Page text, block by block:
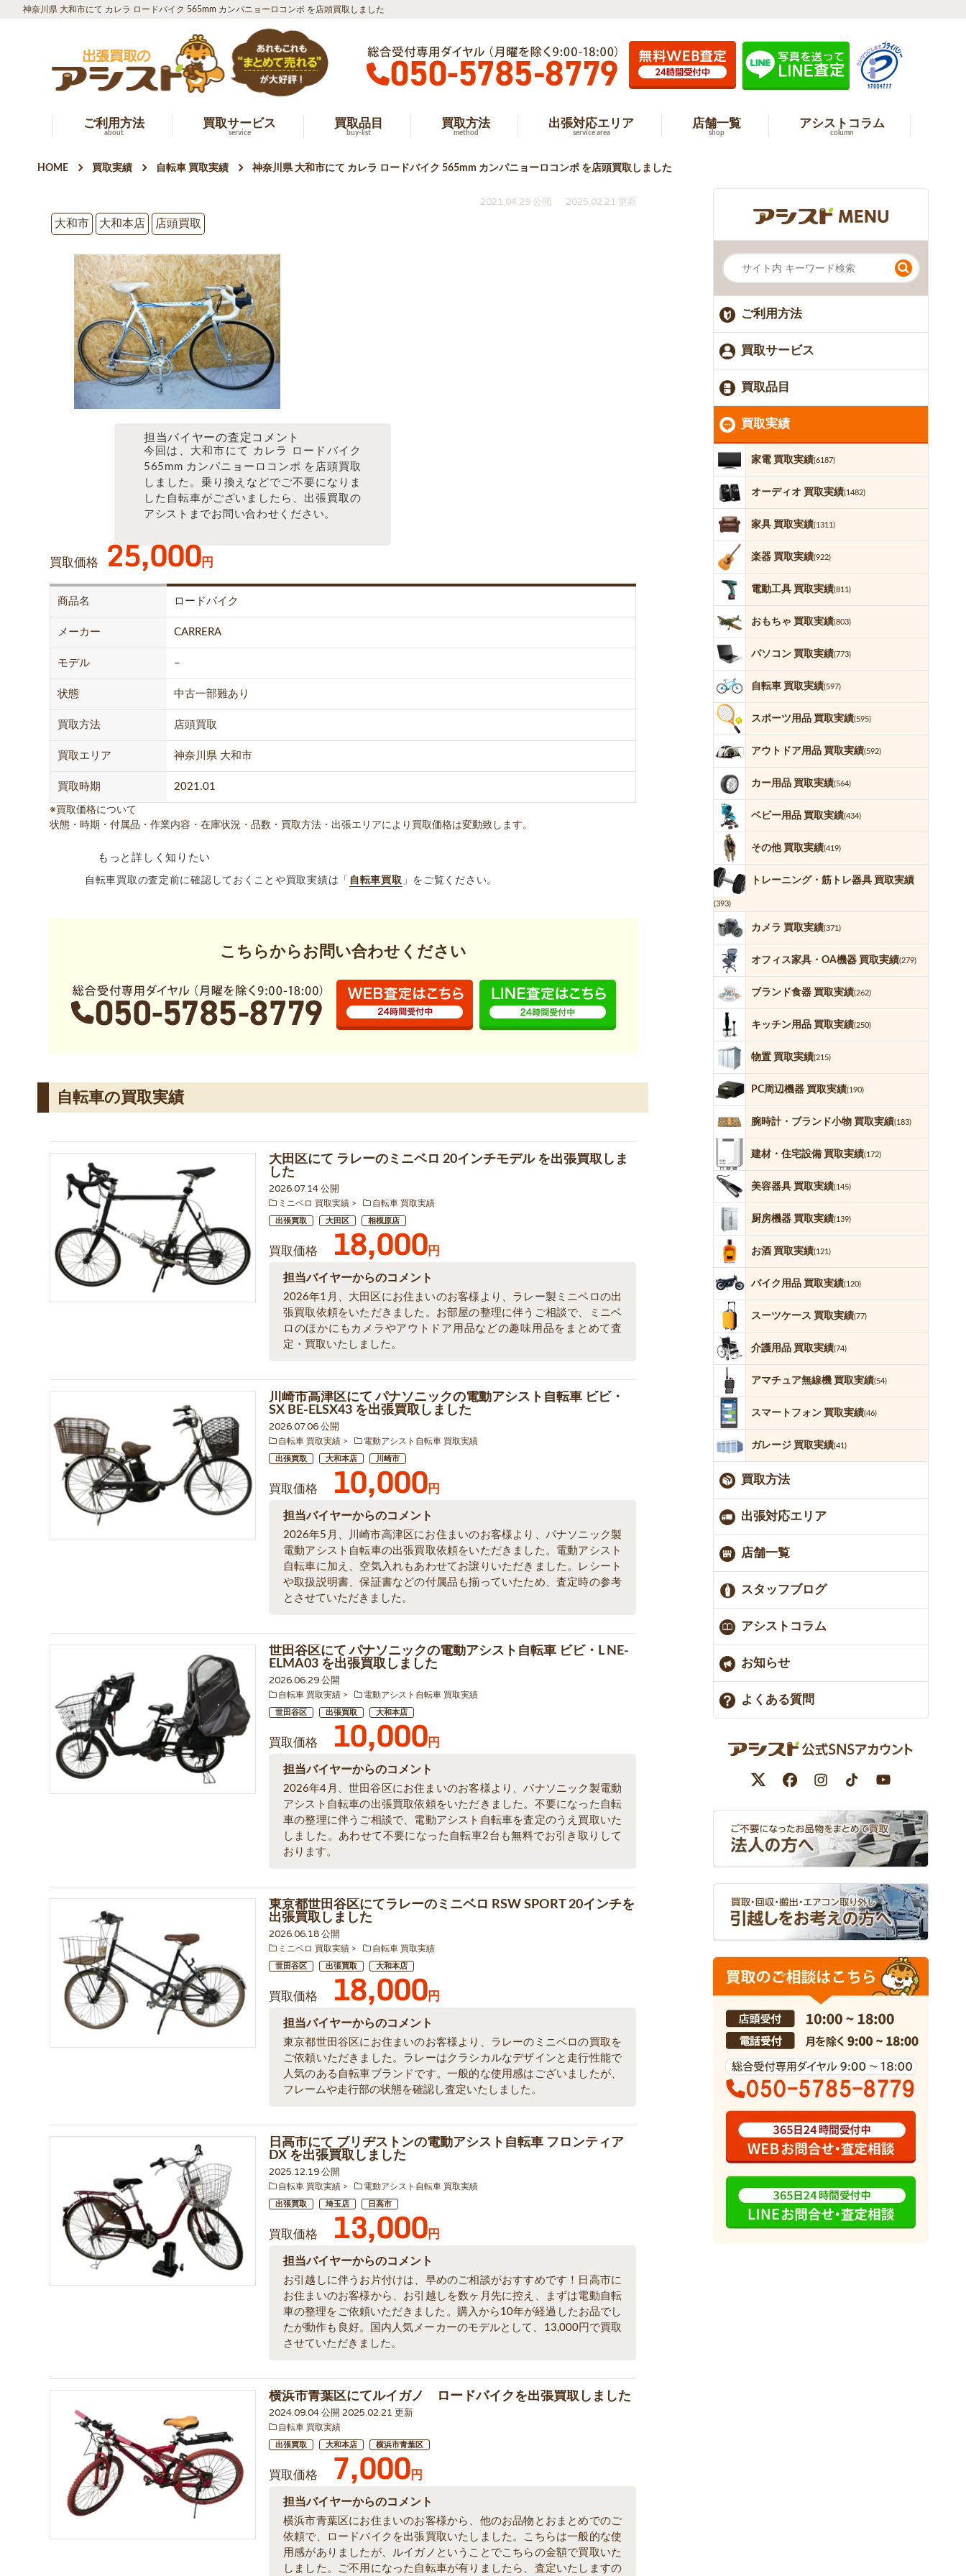
神奈川県 大和市にて カレラ ロードバイク 565mm カンパニョーロコンポ を店頭買取しました
ご利用方法
about
買取サービス
service
買取品目
buy-list
買取方法
method
出張対応エリア
service area
店舗一覧
shop
アシストコラム
column
HOME 買取実績 自転車 買取実績 神奈川県 大和市にて カレラ ロードバイク 565mm カンパニョーロコンポ を店頭買取しました
2021.04.29 公開
2025.02.21 更新
大和市
大和本店 店頭買取
担当バイヤーの査定コメント
今回は、大和市にて カレラ ロードバイク
565mm カンパニョーロコンポ を店頭買取
しました。乗り換えなどでご不要になりま
した自転車がございましたら、出張買取の
アシストまでお問い合わせください。
買取価格 25,000円
商品名 ロードバイク
メーカー CARRERA
モデル –
状態 中古一部難あり
買取方法 店頭買取
買取エリア 神奈川県 大和市
買取時期 2021.01
※買取価格について
状態・時期・付属品・作業内容・在庫状況・品数・買取方法・出張エリアにより買取価格は変動致します。
もっと詳しく知りたい
自転車買取の査定前に確認しておくことや買取実績は「 自転車買取 」をご覧ください。
こちらからお問い合わせください
自転車の買取実績
大田区にて ラレーのミニベロ 20インチモデル を出張買取しま
した
2026.07.14 公開
ミニベロ 買取実績 自転車 買取実績
出張買取 大田区 相模原店
買取価格 18,000円
担当バイヤーからのコメント
2026年1月、大田区にお住まいのお客様より、ラレー製ミニベロの出
張買取依頼をいただきました。お部屋の整理に伴うご相談で、ミニベ
ロのほかにもカメラやアウトドア用品などの趣味用品をまとめて査
定・買取いたしました。
川崎市高津区にて パナソニックの電動アシスト自転車 ビビ・
SX BE-ELSX43 を出張買取しました
2026.07.06 公開
自転車 買取実績 電動アシスト自転車 買取実績
出張買取 大和本店 川崎市
買取価格 10,000円
担当バイヤーからのコメント
2026年5月、川崎市高津区にお住まいのお客様より、パナソニック製
電動アシスト自転車の出張買取依頼をいただきました。電動アシスト
自転車に加え、空気入れもあわせてお譲りいただきました。レシート
や取扱説明書、保証書などの付属品も揃っていたため、査定時の参考
とさせていただきました。
世田谷区にて パナソニックの電動アシスト自転車 ビビ・L NE-
ELMA03 を出張買取しました
2026.06.29 公開
自転車 買取実績 電動アシスト自転車 買取実績
世田谷区 出張買取 大和本店
買取価格 10,000円
担当バイヤーからのコメント
2026年4月、世田谷区にお住まいのお客様より、パナソニック製電動
アシスト自転車の出張買取依頼をいただきました。不要になった自転
車の整理に伴うご相談で、電動アシスト自転車を査定のうえ買取いた
しました。あわせて不要になった自転車2台も無料でお引き取りして
おります。
東京都世田谷区にてラレーのミニベロ RSW SPORT 20インチを
出張買取しました
2026.06.18 公開
ミニベロ 買取実績 自転車 買取実績
世田谷区 出張買取 大和本店
買取価格 18,000円
担当バイヤーからのコメント
東京都世田谷区にお住まいのお客様より、ラレーのミニベロの買取を
ご依頼いただきました。ラレーはクラシカルなデザインと走行性能で
人気のある自転車ブランドです。一般的な使用感はございましたが、
フレームや走行部の状態を確認し査定いたしました。
日高市にて ブリヂストンの電動アシスト自転車 フロンティア
DX を出張買取しました
2025.12.19 公開
自転車 買取実績 電動アシスト自転車 買取実績
出張買取 埼玉店 日高市
買取価格 13,000円
担当バイヤーからのコメント
お引越しに伴うお片付けは、早めのご相談がおすすめです！日高市に
お住まいのお客様から、お引越しを数ヶ月先に控え、まずは電動自転
車の整理をご依頼いただきました。購入から10年が経過したお品でし
たが動作も良好。国内人気メーカーのモデルとして、13,000円で買取
させていただきました。
横浜市青葉区にてルイガノ ロードバイクを出張買取しました
2024.09.04 公開 2025.02.21 更新
自転車 買取実績
出張買取 大和本店 横浜市青葉区
買取価格 7,000円
担当バイヤーからのコメント
横浜市青葉区にお住まいのお客様から、他のお品物とおまとめでのご
依頼で、ロードバイクを出張買取いたしました。こちらは一般的な使
用感がありましたが、ルイガノということでこちらの金額で買取いた
しました。ご不用になった自転車が有りましたら、査定いたしますの
ご利用方法
買取サービス
買取品目
買取実績
家電 買取実績(6187)
オーディオ 買取実績(1482)
家具 買取実績(1311)
楽器 買取実績(922)
電動工具 買取実績(811)
おもちゃ 買取実績(803)
パソコン 買取実績(773)
自転車 買取実績(597)
スポーツ用品 買取実績(595)
アウトドア用品 買取実績(592)
カー用品 買取実績(564)
ベビー用品 買取実績(434)
その他 買取実績(419)
トレーニング・筋トレ器具 買取実績
(393)
カメラ 買取実績(371)
オフィス家具・OA機器 買取実績(279)
ブランド食器 買取実績(262)
キッチン用品 買取実績(250)
物置 買取実績(215)
PC周辺機器 買取実績(190)
腕時計・ブランド小物 買取実績(183)
建材・住宅設備 買取実績(172)
美容器具 買取実績(145)
厨房機器 買取実績(139)
お酒 買取実績(121)
バイク用品 買取実績(120)
スーツケース 買取実績(77)
介護用品 買取実績(74)
アマチュア無線機 買取実績(54)
スマートフォン 買取実績(46)
ガレージ 買取実績(41)
買取方法
出張対応エリア
店舗一覧
スタッフブログ
アシストコラム
お知らせ
よくある質問